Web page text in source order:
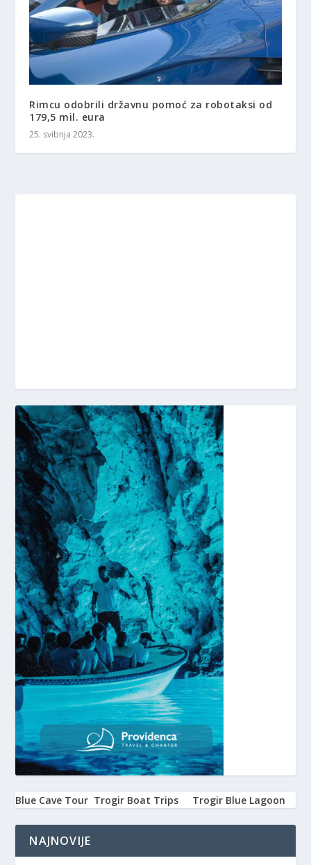
Rimcu odobrili državnu pomoć za robotaksi od
179,5 mil. eura
25. svibnja 2023.
Blue Cave Tour Trogir Boat Trips Trogir Blue Lagoon
NAJNOVIJE